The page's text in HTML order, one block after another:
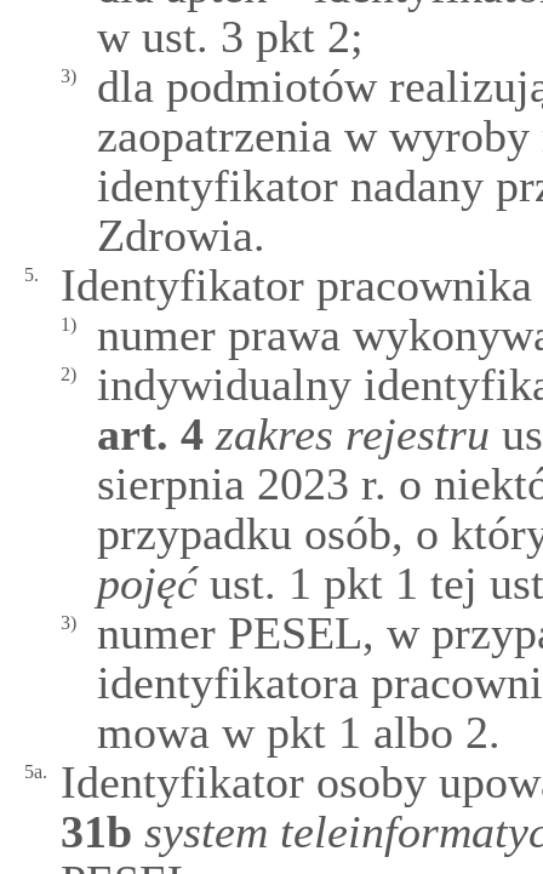
w ust. 3 pkt 2;
3)
dla podmiotów
zaopatrzenia w
identyfikator nadany
Zdrowia.
5. Identyfikator
1) numer prawa
2)
indywidualny
art. 4 zakres rejestru
sierpnia 2023 r. o
przypadku osób, o
pojęćust. 1 pkt 1 tej
3)
numer PESEL, w
identyfikatora
mowa w pkt 1 albo 2.
5a.
Identyfikator osoby
31b system